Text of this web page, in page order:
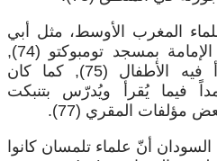
المغرب الأوسط، مثل أبي
القاسم التواتي الذي تولّى الإمامة بمسجد تومبوكتو (74),
وأشرف على محضر يقرأ فيه الأطفال (75), كما كان
فيما يُقرأ ويُدرّس بتنبكت
أنّ علماء تلمسان كانوا